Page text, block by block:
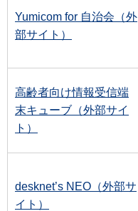
Yumicom for 自治会（外
部サイト）
高齢者向け情報受信端
末キューブ（外部サイ
ト）
desknet’s NEO（外部サ
イト）